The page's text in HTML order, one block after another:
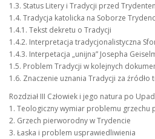
1.3. Status Litery i Tradycji przed
1.4. Tradycja katolicka na Soborze
1.4.1. Tekst dekretu o Tradycji
1.4.2. Interpretacja tradycjonalistyczna
1.4.3. Interpetacja „unijna” Josepha
1.5. Problem Tradycji w kolejnych
1.6. Znaczenie uznania Tradycji za źródło
Rozdział III Człowiek i jego natura po
1. Teologiczny wymiar problemu grzechu
2. Grzech pierworodny w Trydencie
3. Łaska i problem usprawiedliwienia